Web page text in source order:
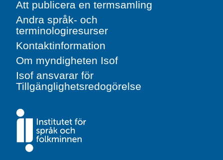
Att publicera en termsamling
Andra språk- och
terminologiresurser
Kontaktinformation
Om myndigheten Isof
Isof ansvarar för
Tillgänglighetsredogörelse